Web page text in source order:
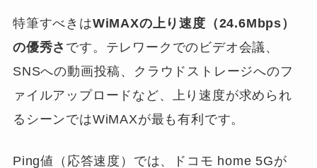
特筆すべきはWiMAXの上り速度（24.6Mbps）
の優秀さ です。テレワークでのビデオ会議、
SNSへの動画投稿、クラウドストレージへのフ
ァイルアップロードなど、上り速度が求められ
るシーンではWiMAXが最も有利です。
Ping値（応答速度）では、ドコモ home 5Gが